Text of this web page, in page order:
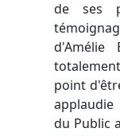
de ses
d'Amélie
point
applaudie
du Public